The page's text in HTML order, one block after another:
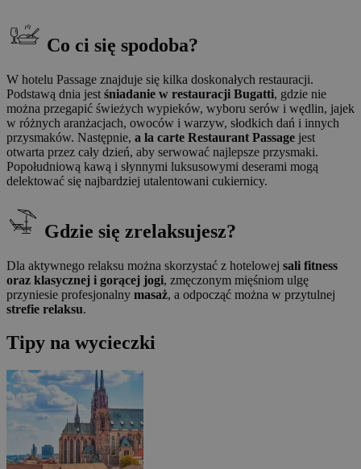
Co ci się spodoba?
W hotelu Passage znajduje się kilka doskonałych restauracji.
Podstawą dnia jest śniadanie w restauracji Bugatti, gdzie nie
można przegapić świeżych wypieków, wyboru serów i wędlin, jajek
w różnych aranżacjach, owoców i warzyw, słodkich dań i innych
przysmaków. Następnie, a la carte Restaurant Passage jest
otwarta przez cały dzień, aby serwować najlepsze przysmaki.
Popołudniową kawą i słynnymi luksusowymi deserami mogą
delektować się najbardziej utalentowani cukiernicy.
Gdzie się zrelaksujesz?
Dla aktywnego relaksu można skorzystać z hotelowej sali fitness
oraz klasycznej i gorącej jogi, zmęczonym mięśniom ulgę
przyniesie profesjonalny masaż, a odpocząć można w przytulnej
strefie relaksu.
Tipy na wycieczki